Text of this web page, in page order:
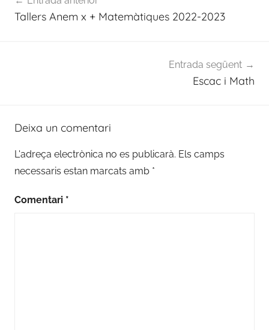
d'entrades
Tallers Anem x + Matemàtiques 2022-2023
Entrada següent
Escac i Math
Deixa un comentari
L'adreça electrònica no es publicarà. Els camps
necessaris estan marcats amb *
Comentari *